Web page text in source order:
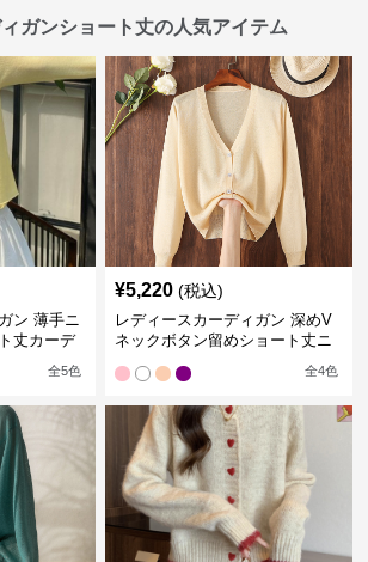
ガンショート丈の人気アイテム
ン 薄手ニ
丈カーデ
全5色
¥5,220 (税込)
レディースカーディガン 深めV
ネックボタン留めショート丈ニ
全4色